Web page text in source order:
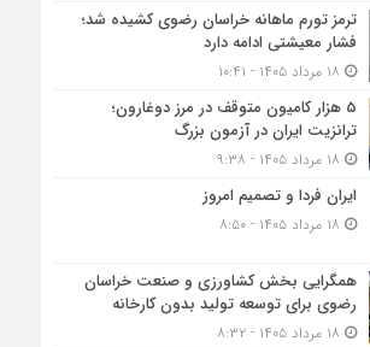
ترمز تورم ماهانه خراسان رضوی کشیده شد؛
فشار معیشتی ادامه دارد
5 هزار کامیون متوقف در مرز دوغارون؛
ترانزیت ایران در آزمون بزرگ
ایران فردا و تصمیم امروز
همگرایی بخش کشاورزی و صنعت خراسان
رضوی برای توسعه تولید بدون کارخانه